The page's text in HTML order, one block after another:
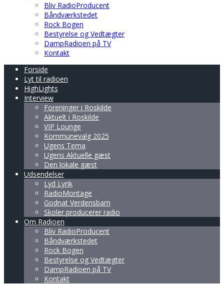
Bliv RadioProducent
Båndværkstedet
Rock Bogen
Bestyrelse og Vedtægter
DampRadioen på TV
Kontakt
Forside
Lyt til radioen
HighLights
Interview
Foreninger i Roskilde
Aktuelt i Roskilde
VIP Lounge
Kommunevalg 2025
Ugens Tema
Ugens Aktuelle gæst
Den lokale gæst
Udsendelser
Lyd Lyrik
RadioMontage
Godnat Verdensbarn
Skoler producerer radio
Om Radioen
Bliv RadioProducent
Båndværkstedet
Rock Bogen
Bestyrelse og Vedtægter
DampRadioen på TV
Kontakt